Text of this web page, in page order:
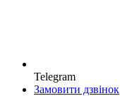
Telegram
Замовити дзвінок